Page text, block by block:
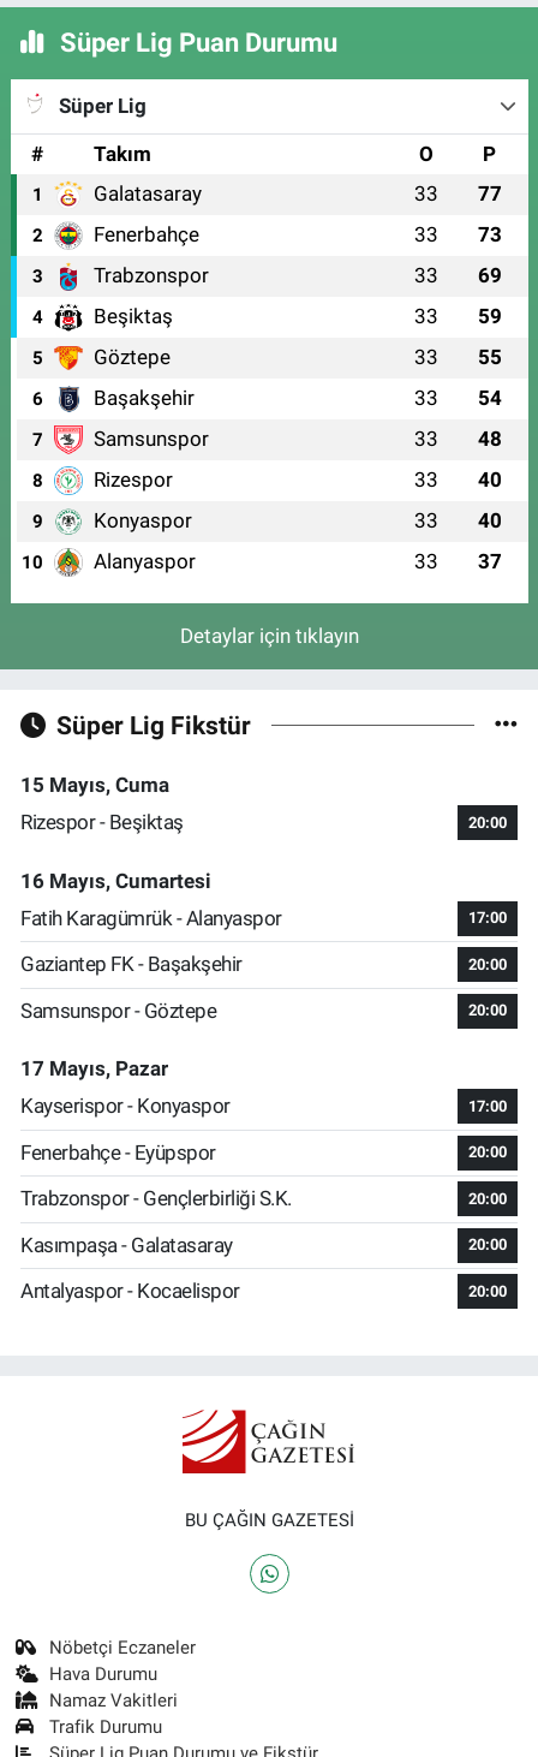
Süper Lig Puan Durumu
Süper Lig
#
Takım O P
1 Galatasaray 33 77
2 Fenerbahçe 33 73
3 Trabzonspor 33 69
4 Beşiktaş 33 59
5 Göztepe 33 55
6 Başakşehir 33 54
7 Samsunspor 33 48
8 Rizespor 33 40
9 Konyaspor 33 40
10 Alanyaspor 33 37
Detaylar için tıklayın
Süper Lig Fikstür
15 Mayıs, Cuma
Rizespor - Beşiktaş
20:00
16 Mayıs, Cumartesi
Fatih Karagümrük - Alanyaspor
17:00
Gaziantep FK - Başakşehir 20:00
Samsunspor - Göztepe 20:00
17 Mayıs, Pazar
Kayserispor - Konyaspor
17:00
Fenerbahçe - Eyüpspor 20:00
Trabzonspor - Gençlerbirliği S.K. 20:00
Kasımpaşa - Galatasaray 20:00
Antalyaspor - Kocaelispor 20:00
BU ÇAĞIN GAZETESİ
Nöbetçi Eczaneler
Hava Durumu
Namaz Vakitleri
Trafik Durumu